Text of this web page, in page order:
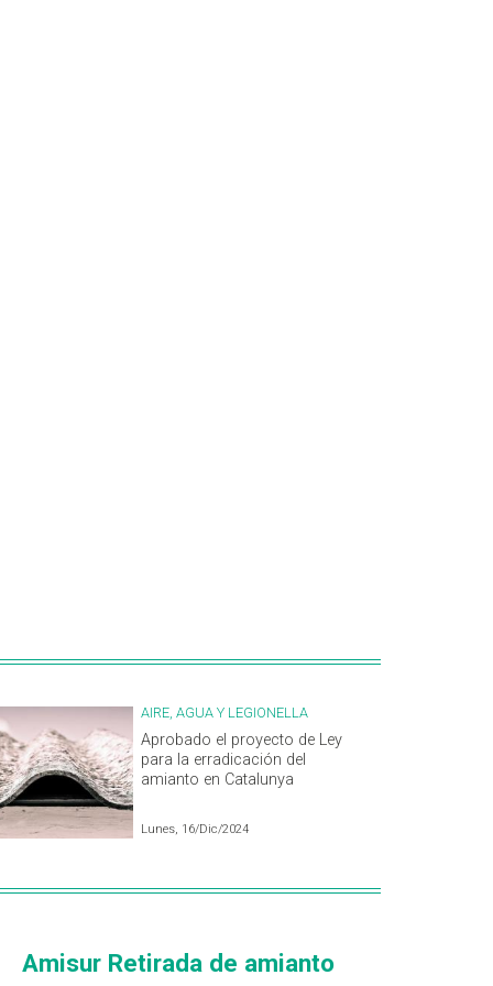
AIRE, AGUA Y LEGIONELLA
Aprobado el proyecto de Ley
para la erradicación del
amianto en Catalunya
Lunes, 16/Dic/2024
Amisur Retirada de amianto